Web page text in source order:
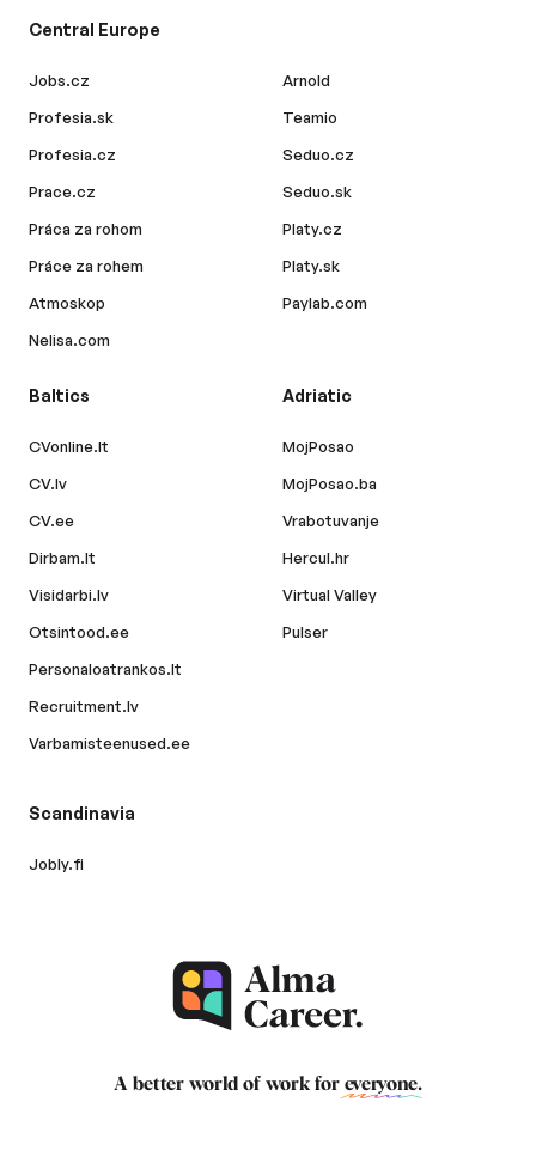
Central Europe
Jobs.cz
Profesia.sk
Profesia.cz
Prace.cz
Práca za rohom
Práce za rohem
Atmoskop
Nelisa.com
Arnold
Teamio
Seduo.cz
Seduo.sk
Platy.cz
Platy.sk
Paylab.com
Baltics
CVonline.lt
CV.lv
CV.ee
Dirbam.lt
Visidarbi.lv
Otsintood.ee
Personaloatrankos.lt
Recruitment.lv
Varbamisteenused.ee
Adriatic
MojPosao
MojPosao.ba
Vrabotuvanje
Hercul.hr
Virtual Valley
Pulser
Scandinavia
Jobly.fi
A better world of work for everyone.